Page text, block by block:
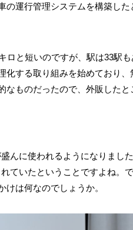
の運行管理システムを構築した
ロと短いのですが、駅は33駅
化する取り組みを始めており
なものだったので、外販した
んに使われるようになりまし
ていたということですよね。
けは何なのでしょうか。